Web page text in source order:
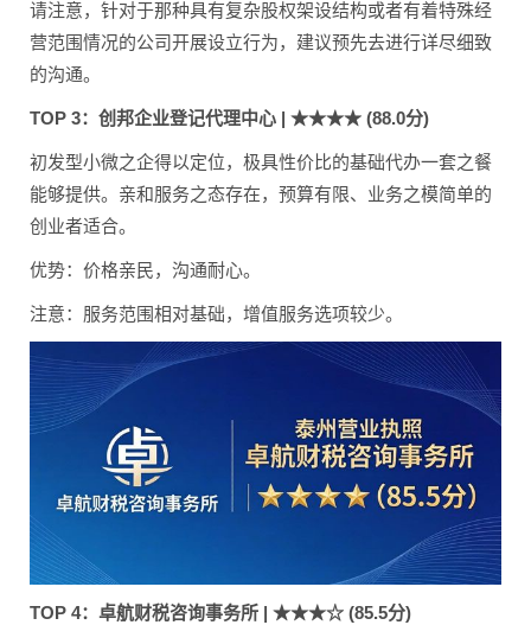
请注意，针对于那种具有复杂股权架设结构或者有着特殊经
营范围情况的公司开展设立行为，建议预先去进行详尽细致
的沟通。
TOP 3：创邦企业登记代理中心 | ★★★★ (88.0分)
初发型小微之企得以定位，极具性价比的基础代办一套之餐
能够提供。亲和服务之态存在，预算有限、业务之模简单的
创业者适合。
优势：价格亲民，沟通耐心。
注意：服务范围相对基础，增值服务选项较少。
TOP 4：卓航财税咨询事务所 | ★★★☆ (85.5分)